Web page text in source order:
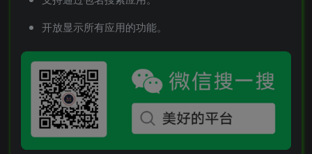
开放显示所有应用的功能。